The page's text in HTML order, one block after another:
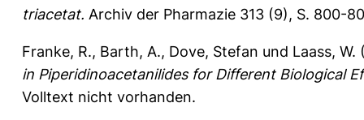
triacetat. Archiv der Pharmazie 313 (9), S. 800-
Franke, R., Barth, A., Dove, Stefan und Laass, W.
in Piperidinoacetanilides for Different Biological
Volltext nicht vorhanden.